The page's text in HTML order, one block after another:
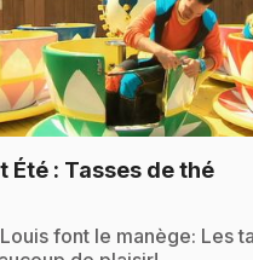
Été : Tasses de thé.
font le manège: Les